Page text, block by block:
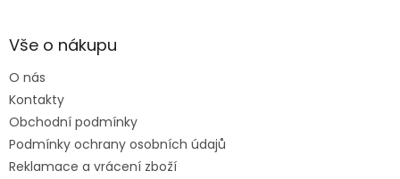
aVše o nákupu
O nás
Kontakty
Obchodní podmínky
Podmínky ochrany osobních údajů
Reklamace a vrácení zboží